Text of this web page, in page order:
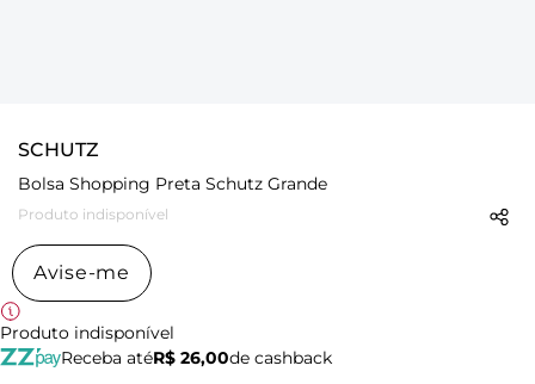
SCHUTZ
Bolsa Shopping Preta Schutz Grande
Produto indisponível
Avise-me
Produto indisponível
Receba atéR$ 26,00de cashback